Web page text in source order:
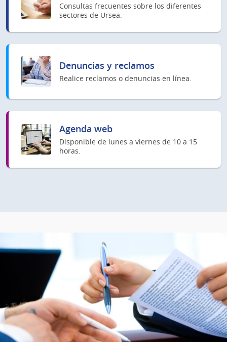
Consultas frecuentes sobre los diferentes
sectores de Ursea.
Denuncias y reclamos
Realice reclamos o denuncias en línea.
Agenda web
Disponible de lunes a viernes de 10 a 15
horas.